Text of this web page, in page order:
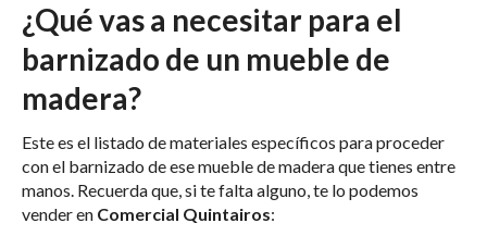
¿Qué vas a necesitar para el
barnizado de un mueble de
madera?
Este es el listado de materiales específicos para proceder
con el barnizado de ese mueble de madera que tienes entre
manos. Recuerda que, si te falta alguno, te lo podemos
vender en Comercial Quintairos: